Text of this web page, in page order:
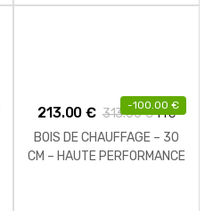
-100.00 €
213.00€ 313.00€ TTC
BOIS DE CHAUFFAGE – 30
CM – HAUTE PERFORMANCE